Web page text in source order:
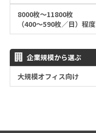
8000枚～11800枚
（400～590枚／日）程度
企業規模から選ぶ
大規模オフィス向け